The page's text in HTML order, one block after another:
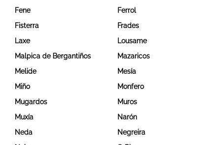
Fene
Ferrol
Fisterra
Frades
Laxe
Lousame
Malpica de Bergantiños
Mazaricos
Melide
Mesía
Miño
Monfero
Mugardos
Muros
Muxía
Narón
Neda
Negreira